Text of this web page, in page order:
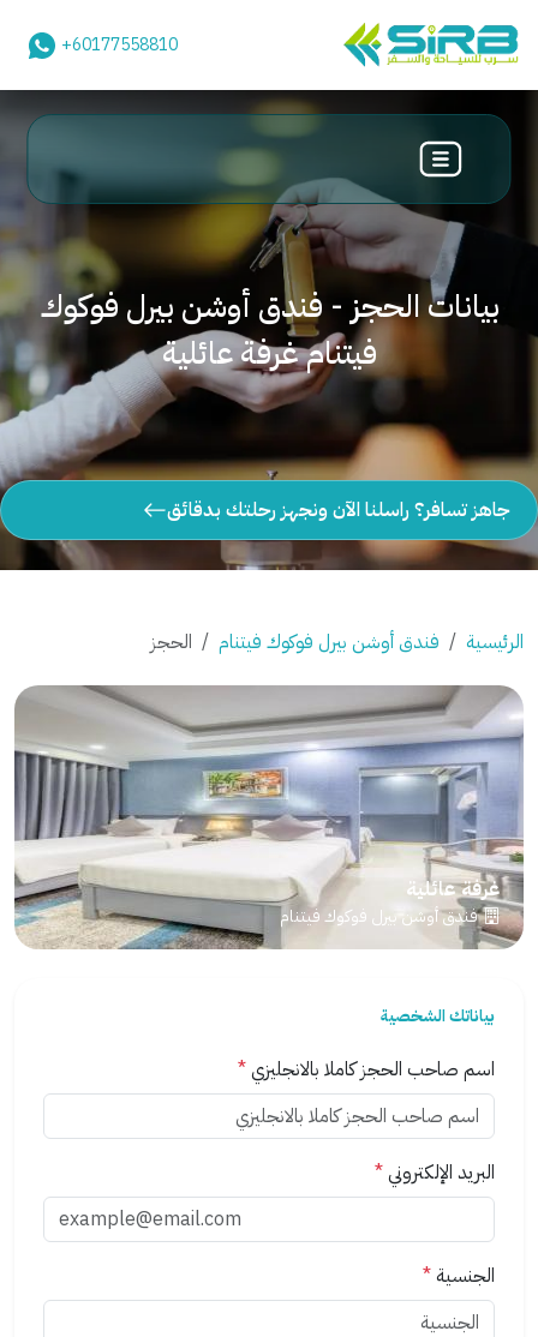
+60177558810
بيانات الحجز - فندق أوشن بيرل فوكوك
فيتنام غرفة عائلية
جاهز تسافر؟ راسلنا الآن ونجهز رحلتك بدقائق
الرئيسية فندق أوشن بيرل فوكوك فيتنام الحجز
غرفة عائلية
فندق أوشن بيرل فوكوك فيتنام
بياناتك الشخصية
اسم صاحب الحجز كاملا بالانجليزي*
البريد الإلكتروني*
الجنسية *